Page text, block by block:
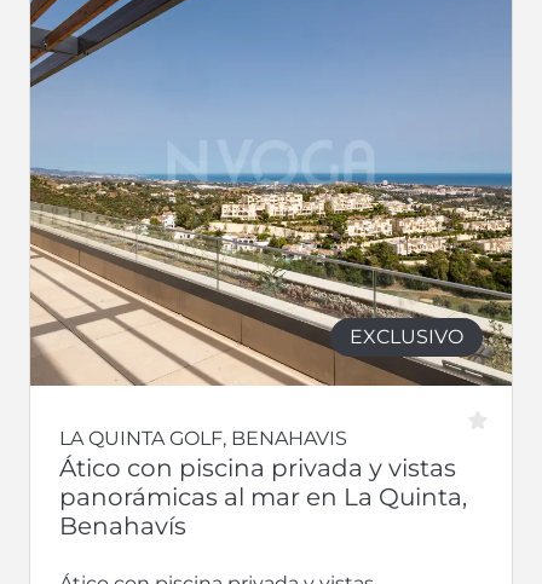
EXCLUSIVO
LA QUINTA GOLF, BENAHAVIS
Ático con piscina privada y vistas
panorámicas al mar en La Quinta,
Benahavís